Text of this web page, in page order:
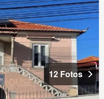
12 Fotos